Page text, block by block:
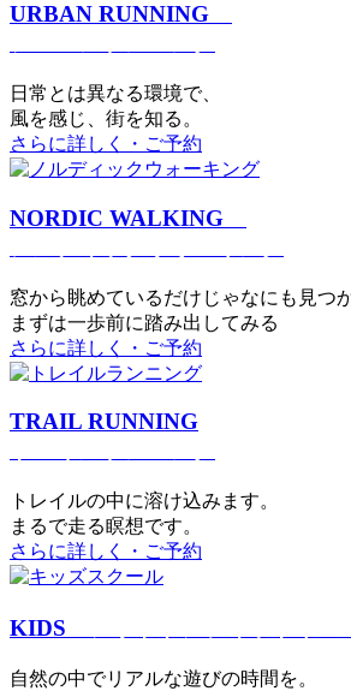
URBAN RUNNING
日常とは異なる環境で、
風を感じ、街を知る。
さらに詳しく・ご予約
NORDIC WALKING
窓から眺めているだけじゃなにも見つ
まずは一歩前に踏み出してみる
さらに詳しく・ご予約
TRAIL RUNNING
トレイルの中に溶け込みます。
まるで⾛る瞑想です。
さらに詳しく・ご予約
KIDS
⾃然の中でリアルな遊びの時間を。